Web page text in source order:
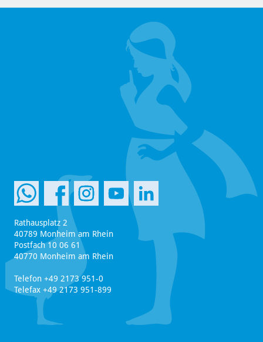
Rathausplatz 2
40789 Monheim am Rhein
Postfach 10 06 61
40770 Monheim am Rhein
Telefon +49 2173 951-0
Telefax +49 2173 951-899